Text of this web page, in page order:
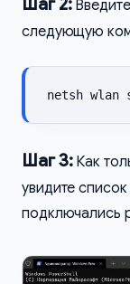
следующую
netsh wlan
Шаг 3: Как
увидите
подключались